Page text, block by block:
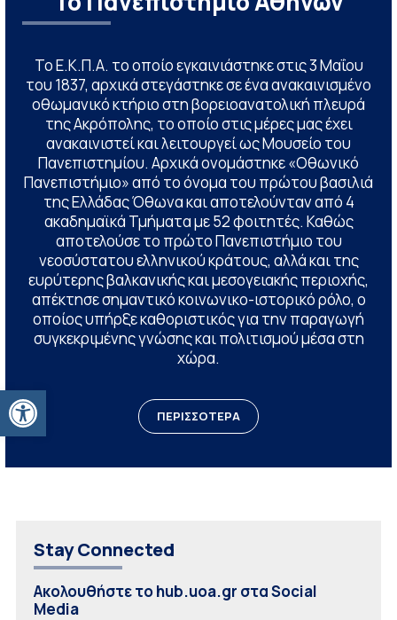
Ανοίξτε τη γραμμή εργαλείων
Το Ε.Κ.Π.Α. το οποίο εγκαινιάστηκε στις 3 Μαΐου
του 1837, αρχικά στεγάστηκε σε ένα ανακαινισμένο
οθωμανικό κτήριο στη βορειοανατολική πλευρά
της Ακρόπολης, το οποίο στις μέρες μας έχει
ανακαινιστεί και λειτουργεί ως Μουσείο του
Πανεπιστημίου. Αρχικά ονομάστηκε «Οθωνικό
Πανεπιστήμιο» από το όνομα του πρώτου βασιλιά
της Ελλάδας Όθωνα και αποτελούνταν από 4
ακαδημαϊκά Τμήματα με 52 φοιτητές. Καθώς
αποτελούσε το πρώτο Πανεπιστήμιο του
νεοσύστατου ελληνικού κράτους, αλλά και της
ευρύτερης βαλκανικής και μεσογειακής περιοχής,
απέκτησε σημαντικό κοινωνικο-ιστορικό ρόλο, ο
οποίος υπήρξε καθοριστικός για την παραγωγή
συγκεκριμένης γνώσης και πολιτισμού μέσα στη
χώρα.
ΠΕΡΙΣΣΟΤΕΡΑ
Stay Connected
Ακολουθήστε το hub.uoa.gr στα Social
Media